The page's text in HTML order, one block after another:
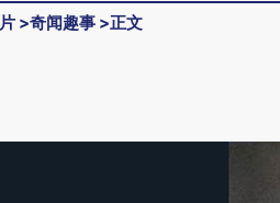
>奇闻趣事 >正文